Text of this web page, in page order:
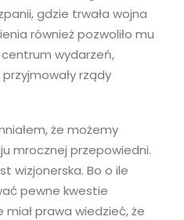
gdzie trwała wojna
również pozwoliło mu
wydarzeń,
rządy
że możemy
mrocznej przepowiedni.
wizjonerska. Bo o ile
pewne kwestie
prawa wiedzieć, że